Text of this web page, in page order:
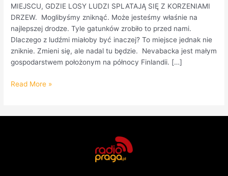
MIEJSCU, GDZIE LOSY LUDZI SPLATAJĄ SIĘ Z KORZENIAMI
DRZEW. Moglibyśmy zniknąć. Może jesteśmy właśnie na
najlepszej drodze. Tyle gatunków zrobiło to przed nami.
Dlaczego z ludźmi miałoby być inaczej? To miejsce jednak nie
zniknie. Zmieni się, ale nadal tu będzie. Nevabacka jest małym
gospodarstwem położonym na północy Finlandii. […]
Read More »